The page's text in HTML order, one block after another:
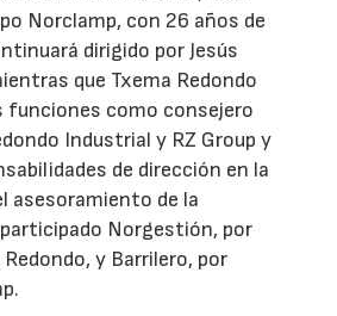
Norclamp, con 26 años de
dirigido por Jesús
que Txema Redondo
funciones como consejero
Industrial y RZ Group y
de dirección en la
asesoramiento de la
Norgestión, por
y Barrilero, por